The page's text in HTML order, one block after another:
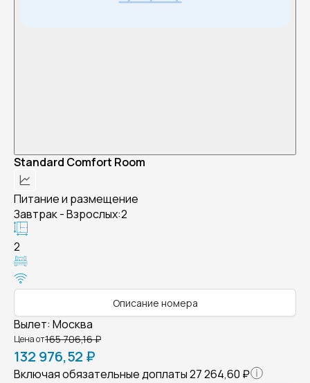
Standard Comfort Room
Питание и размещение
Завтрак - Взрослых:2
2
Описание номера
Вылет: Москва
Цена от165 706,16 ₽
132 976,52 ₽
Включая обязательные доплаты27 264,60 ₽